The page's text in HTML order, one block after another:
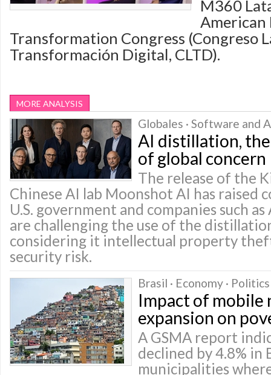
M360
Transformation Congress (Congreso
Transformación Digital, CLTD).
MORE ANALYSIS
Globales · Software and
AI distillation,
of global concern
The release of the
Chinese AI lab Moonshot AI has raised
U.S. government and companies such
are challenging the use of the
considering it intellectual property
security risk.
Brasil · Economy · Politics
Impact of
expansion on
A GSMA report
declined by 4.8% in
municipalities